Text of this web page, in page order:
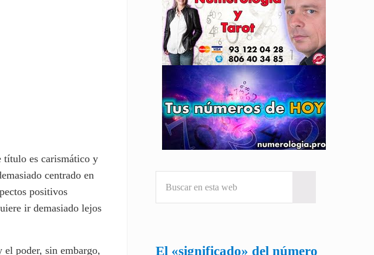
título es carismático y
centrado en
positivos
ir demasiado lejos
poder, sin embargo,
El «significado» del número